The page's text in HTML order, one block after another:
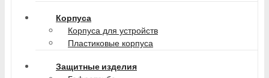
Корпуса
Корпуса для устройств
Пластиковые корпуса
Защитные изделия